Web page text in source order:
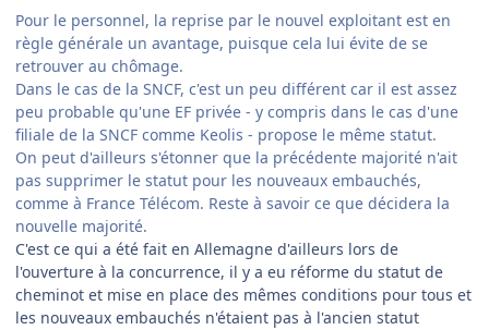
Pour le personnel, la reprise par le nouvel exploitant est en
règle générale un avantage, puisque cela lui évite de se
retrouver au chômage.
Dans le cas de la SNCF, c'est un peu différent car il est assez
peu probable qu'une EF privée - y compris dans le cas d'une
filiale de la SNCF comme Keolis - propose le même statut.
On peut d'ailleurs s'étonner que la précédente majorité n'ait
pas supprimer le statut pour les nouveaux embauchés,
comme à France Télécom. Reste à savoir ce que décidera la
nouvelle majorité.
C'est ce qui a été fait en Allemagne d'ailleurs lors de
l'ouverture à la concurrence, il y a eu réforme du statut de
cheminot et mise en place des mêmes conditions pour tous et
les nouveaux embauchés n'étaient pas à l'ancien statut